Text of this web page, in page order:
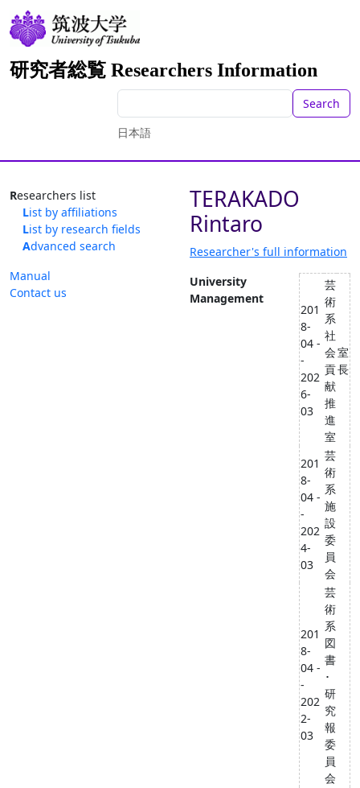
研究者総覧 Researchers Information
Search
日本語
Researchers list
List by affiliations
List by research fields
Advanced search
Manual
Contact us
TERAKADO
Rintaro
Researcher's full information
University
Management
201
8-
04 -
-
202
6-
03
芸
術
系
社
会
貢
献
推
進
室
室
長
201
8-
04 -
-
202
4-
03
芸
術
系
施
設
委
員
会
201
8-
04 -
-
202
2-
03
芸
術
系
図
書
･
研
究
報
委
員
会